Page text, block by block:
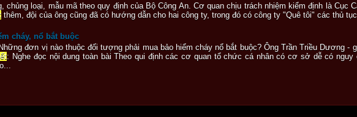
chủng loại, mẫu mã theo quy định của Bộ Công An. Cơ quan chịu trách nhiệm kiểm định là Cục
thêm, đội của ông cũng đã có hướng dẫn cho hai công ty, trong đó có công ty "Quê tôi" các thủ
cháy, nổ bắt buộc
Những đơn vị nào thuộc đối tượng phải mua bảo hiểm cháy nổ bắt buộc? Ông Trần Triều Dương -
: Nghe đọc nội dung toàn bài Theo qui định các cơ quan tổ chức cá nhân có cơ sở dễ có